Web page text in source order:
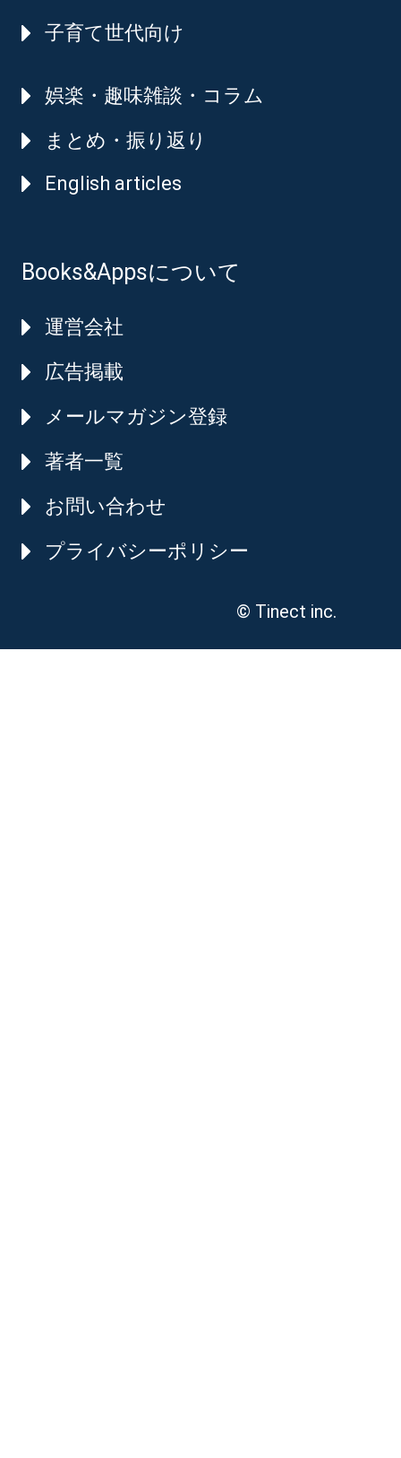
子育て世代向け
娯楽・趣味雑談・コラム
まとめ・振り返り
English articles
Books&Appsについて
運営会社
広告掲載
メールマガジン登録
著者一覧
お問い合わせ
プライバシーポリシー
© Tinect inc.